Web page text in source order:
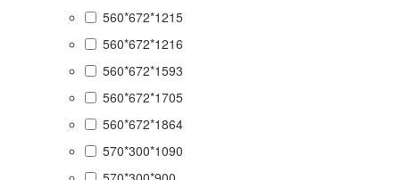
560*672*1215
560*672*1216
560*672*1593
560*672*1705
560*672*1864
570*300*1090